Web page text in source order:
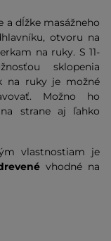
a dĺžke masážneho
otvoru na
na ruky. S 11-
sklopenia
na ruky je možné
Možno ho
strane aj ľahko
vlastnostiam je
vhodné na